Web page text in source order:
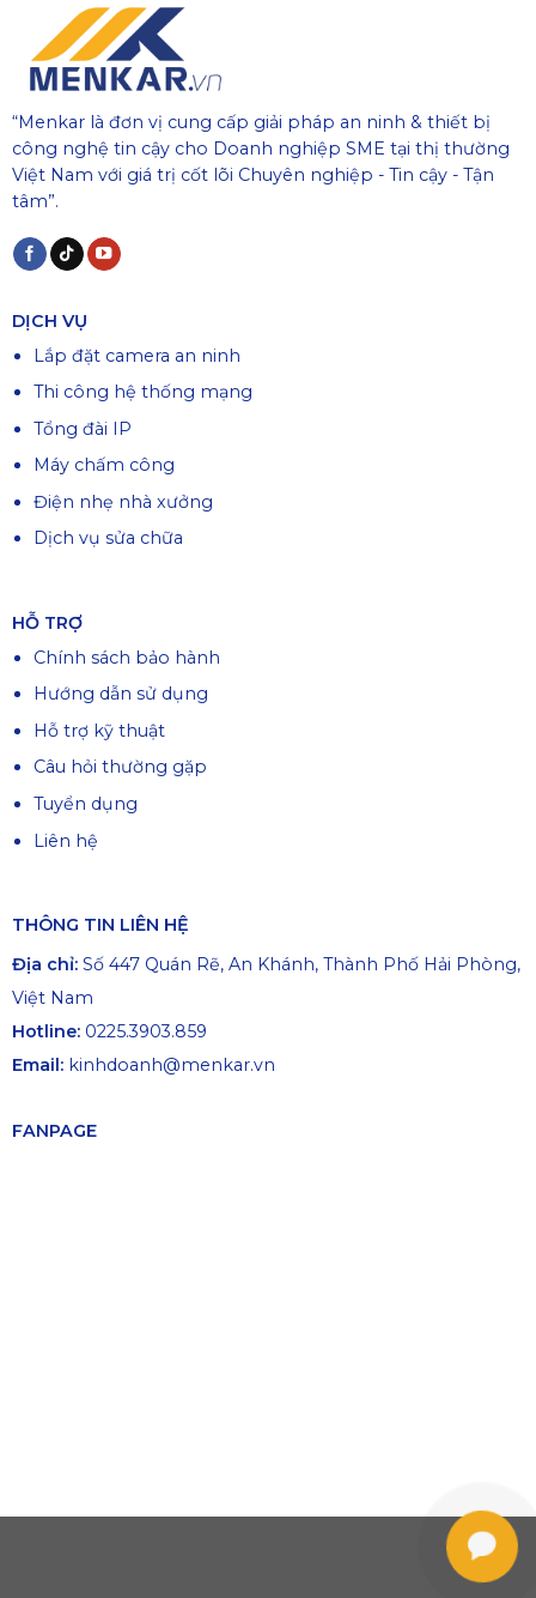
“Menkar là đơn vị cung cấp giải pháp an ninh & thiết bị
công nghệ tin cậy cho Doanh nghiệp SME tại thị thường
Việt Nam với giá trị cốt lõi Chuyên nghiệp - Tin cậy - Tận
tâm”.
DỊCH VỤ
Lắp đặt camera an ninh
Thi công hệ thống mạng
Tổng đài IP
Máy chấm công
Điện nhẹ nhà xưởng
Dịch vụ sửa chữa
HỖ TRỢ
Chính sách bảo hành
Hướng dẫn sử dụng
Hỗ trợ kỹ thuật
Câu hỏi thường gặp
Tuyển dụng
Liên hệ
THÔNG TIN LIÊN HỆ
Địa chỉ: Số 447 Quán Rẽ, An Khánh, Thành Phố Hải Phòng,
Việt Nam
Hotline: 0225.3903.859
Email: kinhdoanh@menkar.vn
FANPAGE